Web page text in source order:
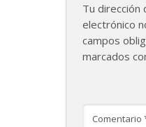
Tu dirección
electrónico
campos
marcados
Comentario